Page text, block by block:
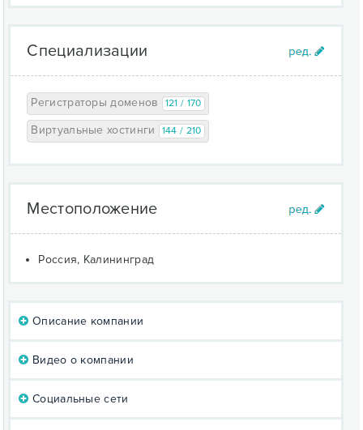
Специализации
Регистраторы доменов 121 / 170
Виртуальные хостинги 144 / 210
Местоположение
Россия, Калининград
Описание компании
Видео о компании
Социальные сети